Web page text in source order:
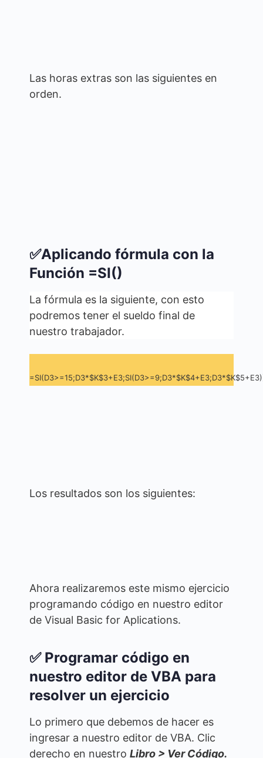
Las horas extras son las siguientes en
orden.
✅Aplicando fórmula con la
Función =SI()
La fórmula es la siguiente, con esto
podremos tener el sueldo final de
nuestro trabajador.
Los resultados son los siguientes:
Ahora realizaremos este mismo ejercicio
programando código en nuestro editor
de Visual Basic for Aplications.
✅ Programar código en
nuestro editor de VBA para
resolver un ejercicio
Lo primero que debemos de hacer es
ingresar a nuestro editor de VBA. Clic
derecho en nuestro Libro > Ver Código.